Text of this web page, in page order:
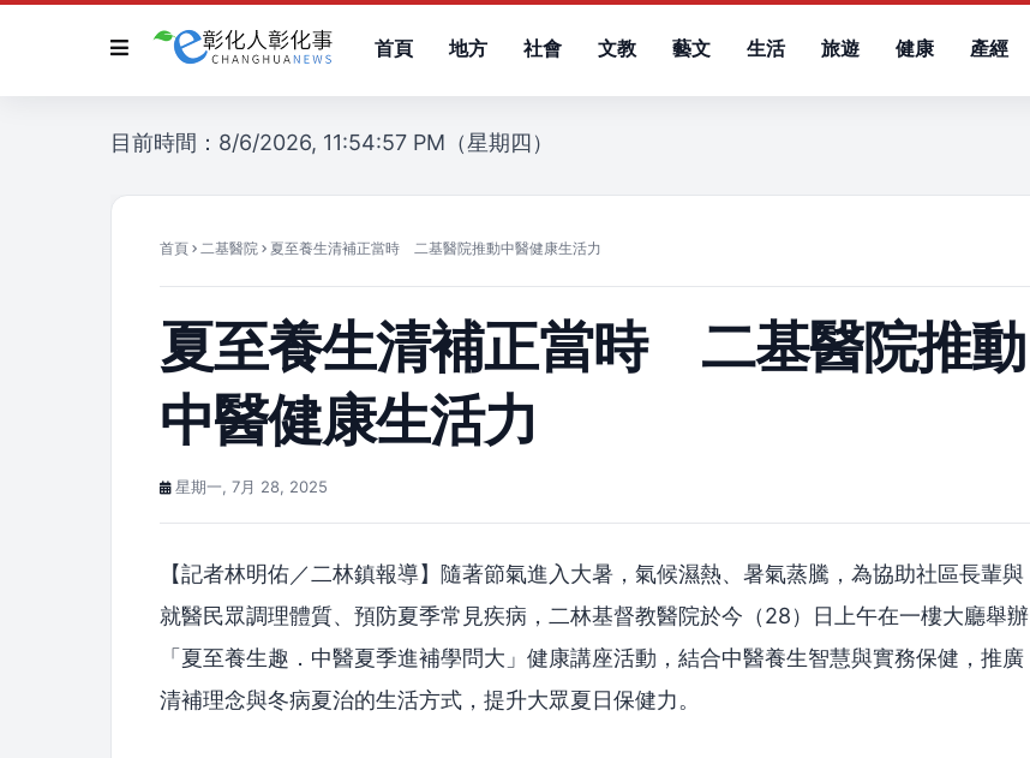
首頁 地方 社會 文教 藝文 生活 旅遊 健康 產經
目前時間：8/6/2026, 11:54:57 PM（星期四）
首頁 二基醫院 夏至養生清補正當時 二基醫院推動中醫健康生活力
夏至養生清補正當時 二基醫院推動
中醫健康生活力
星期一, 7月 28, 2025
【記者林明佑／二林鎮報導】隨著節氣進入大暑，氣候濕熱、暑氣蒸騰，為協助社區長輩與
就醫民眾調理體質、預防夏季常見疾病，二林基督教醫院於今（28）日上午在一樓大廳舉辦
「夏至養生趣．中醫夏季進補學問大」健康講座活動，結合中醫養生智慧與實務保健，推廣
清補理念與冬病夏治的生活方式，提升大眾夏日保健力。